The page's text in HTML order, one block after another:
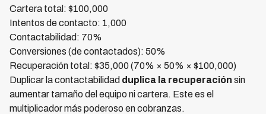
Cartera total: $100,000
Intentos de contacto: 1,000
Contactabilidad: 70%
Conversiones (de contactados): 50%
Recuperación total: $35,000 (70% × 50% × $100,000)
Duplicar la contactabilidad duplica la recuperación sin
aumentar tamaño del equipo ni cartera. Este es el
multiplicador más poderoso en cobranzas.